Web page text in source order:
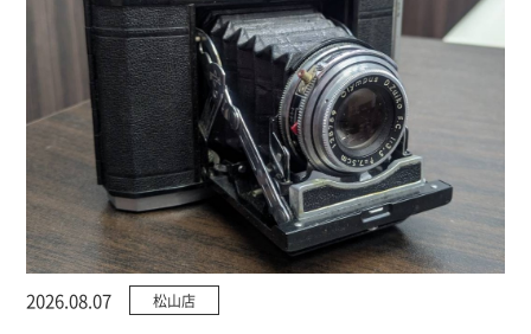
2026.08.07 松山店